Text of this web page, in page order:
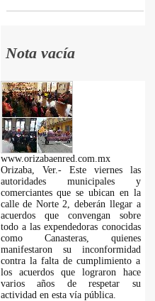
Nota vacía
www.orizabaenred.com.mx
Orizaba, Ver.- Este viernes las
autoridades municipales y
comerciantes que se ubican en la
calle de Norte 2, deberán llegar a
acuerdos que convengan sobre
todo a las expendedoras conocidas
como Canasteras, quienes
manifestaron su inconformidad
contra la falta de cumplimiento a
los acuerdos que lograron hace
varios años de respetar su
actividad en esta vía pública.